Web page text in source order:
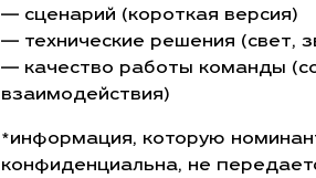
— сценарий (короткая версия)
— технические решения (свет,
— качество работы команды
взаимодействия)
*информация, которую
конфиденциальна, не